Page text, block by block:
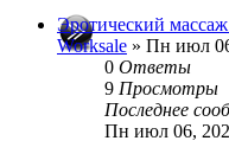
Эротический
Worksale » Пн июл
0 Ответы
9 Просмотры
Последнее
Пн июл 06,